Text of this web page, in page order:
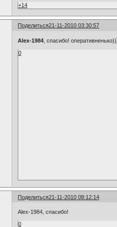
+14
Поделиться21-11-2010 03:30:57
Alex-1984 , спасибо!
0
Поделиться21-11-2010 08:12:14
Alex-1984, спасибо!
0